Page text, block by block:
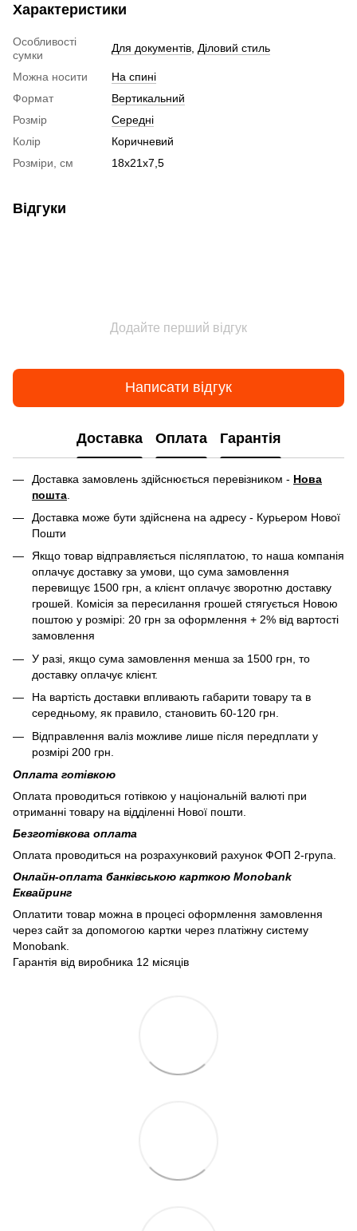
Характеристики
Особливості
сумки
Для документів Діловий стиль
Можна носити
На спині
Формат
Вертикальний
Розмір
Середні
Колір
Коричневий
Розміри, см
18х21х7,5
Відгуки
Додайте перший відгук
Написати відгук
Доставка Оплата Гарантія
Доставка замовлень здійснюється перевізником - Нова
пошта
Доставка може бути здійснена на адресу - Курьером Нової
Пошти
Якщо товар відправляється післяплатою, то наша компанія
оплачує доставку за умови, що сума замовлення
перевищує 1500 грн, а клієнт оплачує зворотню доставку
грошей. Комісія за пересилання грошей стягується Новою
поштою у розмірі: 20 грн за оформлення + 2% від вартості
замовлення
У разі, якщо сума замовлення менша за 1500 грн, то
доставку оплачує клієнт.
На вартість доставки впливають габарити товару та в
середньому, як правило, становить 60-120 грн.
Відправлення валіз можливе лише після передплати у
розмірі 200 грн.
Оплата готівкою
Оплата проводиться готівкою у національній валюті при
отриманні товару на відділенні Нової пошти.
Безготівкова оплата
Оплата проводиться на розрахунковий рахунок ФОП 2-група.
Онлайн-оплата банківською карткою Monobank
Еквайринг
Оплатити товар можна в процесі оформлення замовлення
через сайт за допомогою картки через платіжну систему
Monobank.
Гарантія від виробника 12 місяців